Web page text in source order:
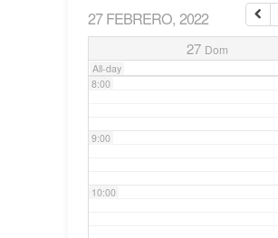
27 FEBRERO, 2022
27 Dom
All-day
7:00
8:00
9:00
10:00